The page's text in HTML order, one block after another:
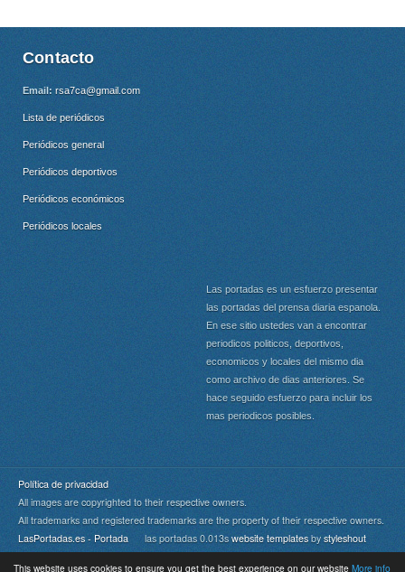
This website uses cookies to ensure you get the best experience on our website More info
Contacto
Email: rsa7ca@gmail.com
Lista de periódicos
Periódicos general
Periódicos deportivos
Periódicos económicos
Periódicos locales
Las portadas es un esfuerzo presentar
las portadas del prensa diaria espanola.
En ese sitio ustedes van a encontrar
periodicos politicos, deportivos,
economicos y locales del mismo dia
como archivo de dias anteriores. Se
hace seguido esfuerzo para incluir los
mas periodicos posibles.
Política de privacidad
All images are copyrighted to their respective owners.
All trademarks and registered trademarks are the property of their respective owners.
LasPortadas.es - Portada las portadas 0.013s website templates by styleshout